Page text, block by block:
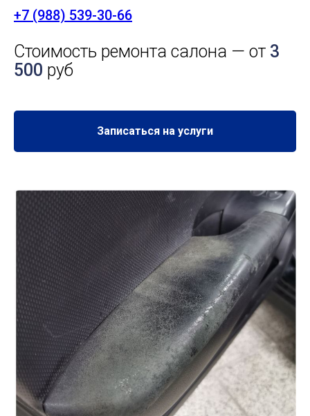
+7 (988) 539-30-66
Стоимость ремонта салона — от 3
500 руб
Записаться на услуги